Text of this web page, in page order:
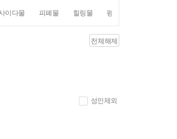
이다물 피폐물 힐링물 평점4점이상
전체해제
성인제외